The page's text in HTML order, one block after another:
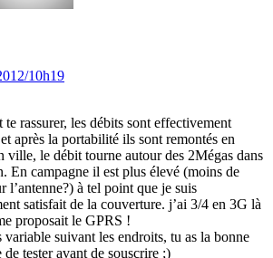
10h19
te rassurer, les débits sont effectivement
après la portabilité ils sont remontés en
ville, le débit tourne autour des 2Mégas dans
En campagne il est plus élevé (moins de
l’antenne?) à tel point que je suis
satisfait de la couverture. j’ai 3/4 en 3G là
proposait le GPRS !
variable suivant les endroits, tu as la bonne
de tester avant de souscrire ;)